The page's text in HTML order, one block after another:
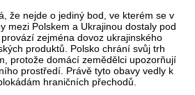
že nejde o jediný bod, ve kterém se v
mezi Polskem a Ukrajinou dostaly pod
zejména dovoz ukrajinského
produktů. Polsko chrání svůj trh
protože domácí zemědělci upozorňují
prostředí. Právě tyto obavy vedly k
hraničních přechodů.